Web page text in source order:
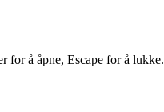
for å åpne, Escape for å lukke.